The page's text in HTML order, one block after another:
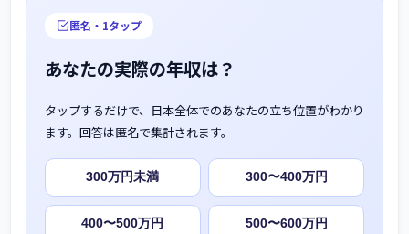
匿名・1タップ
あなたの実際の年収は？
タップするだけで、日本全体でのあなたの立ち位置がわかり
ます。回答は匿名で集計されます。
300万円未満 300〜400万円
400〜500万円 500〜600万円